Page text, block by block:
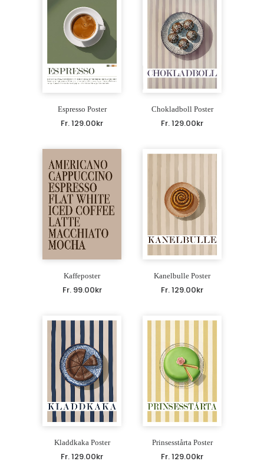
Espresso Poster
Fr.129.00kr
Chokladboll Poster
Fr.129.00kr
Kaffeposter
Fr. 99.00kr
Kanelbulle Poster
Fr.129.00kr
Kladdkaka Poster
Fr.129.00kr
Prinsesstårta Poster
Fr.129.00kr